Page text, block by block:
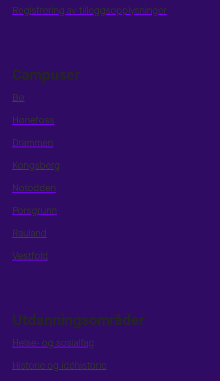
Registrering av tilleggsopplysninger
Campuser
Bø
Hønefoss
Drammen
Kongsberg
Notodden
Porsgrunn
Rauland
Vestfold
Utdanningsområder
Helse- og sosialfag
Historie og idéhistorie